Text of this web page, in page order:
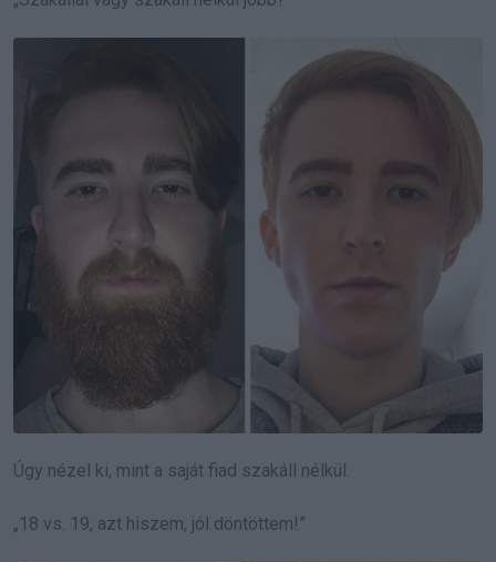
Úgy nézel ki, mint a saját fiad szakáll nélkül.
„18 vs. 19, azt hiszem, jól döntöttem!”